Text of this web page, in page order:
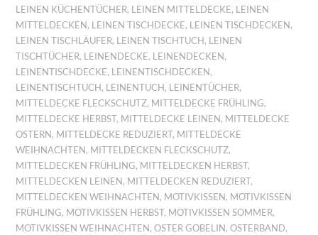
LEINEN KÜCHENTÜCHER, LEINEN MITTELDECKE, LEINEN
MITTELDECKEN, LEINEN TISCHDECKE, LEINEN TISCHDECKEN,
LEINEN TISCHLÄUFER, LEINEN TISCHTUCH, LEINEN
TISCHTÜCHER, LEINENDECKE, LEINENDECKEN,
LEINENTISCHDECKE, LEINENTISCHDECKEN,
LEINENTISCHTUCH, LEINENTUCH, LEINENTÜCHER,
MITTELDECKE FLECKSCHUTZ, MITTELDECKE FRÜHLING,
MITTELDECKE HERBST, MITTELDECKE LEINEN, MITTELDECKE
OSTERN, MITTELDECKE REDUZIERT, MITTELDECKE
WEIHNACHTEN, MITTELDECKEN FLECKSCHUTZ,
MITTELDECKEN FRÜHLING, MITTELDECKEN HERBST,
MITTELDECKEN LEINEN, MITTELDECKEN REDUZIERT,
MITTELDECKEN WEIHNACHTEN, MOTIVKISSEN, MOTIVKISSEN
FRÜHLING, MOTIVKISSEN HERBST, MOTIVKISSEN SOMMER,
MOTIVKISSEN WEIHNACHTEN,OSTER GOBELIN,OSTERBAND,